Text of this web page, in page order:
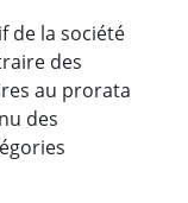
de la société
des
au prorata
des